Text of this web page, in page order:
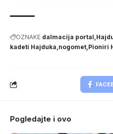
OZNAKE dalmacija portal
kadeti Hajduka nogomet Pioniri
Pogledajte i ovo